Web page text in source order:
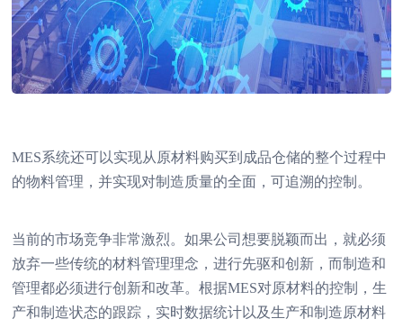
MES系统还可以实现从原材料购买到成品仓储的整个过程中
的物料管理，并实现对制造质量的全面，可追溯的控制。
当前的市场竞争非常激烈。如果公司想要脱颖而出，就必须
放弃一些传统的材料管理理念，进行先驱和创新，而制造和
管理都必须进行创新和改革。根据MES对原材料的控制，生
产和制造状态的跟踪，实时数据统计以及生产和制造原材料